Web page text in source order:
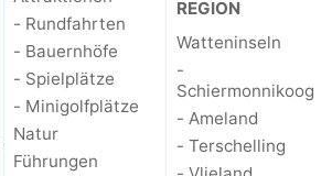
- Rundfahrten
- Bauernhöfe
- Spielplätze
- Minigolfplätze
Natur
Führungen
REGION
Watteninseln
-
Schiermonnikoog
- Ameland
- Terschelling